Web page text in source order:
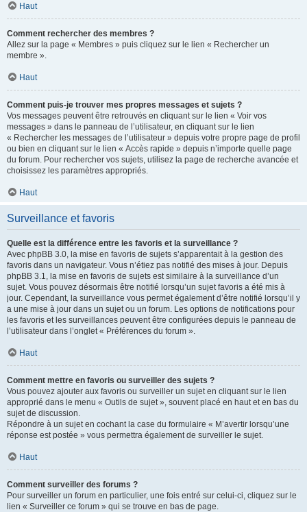
Haut
Comment rechercher des membres ?
Allez sur la page « Membres » puis cliquez sur le lien « Rechercher un
membre ».
Haut
Comment puis-je trouver mes propres messages et sujets ?
Vos messages peuvent être retrouvés en cliquant sur le lien « Voir vos
messages » dans le panneau de l’utilisateur, en cliquant sur le lien
« Rechercher les messages de l’utilisateur » depuis votre propre page de profil
ou bien en cliquant sur le lien « Accès rapide » depuis n’importe quelle page
du forum. Pour rechercher vos sujets, utilisez la page de recherche avancée et
choisissez les paramètres appropriés.
Haut
Surveillance et favoris
Quelle est la différence entre les favoris et la surveillance ?
Avec phpBB 3.0, la mise en favoris de sujets s’apparentait à la gestion des
favoris dans un navigateur. Vous n’étiez pas notifié des mises à jour. Depuis
phpBB 3.1, la mise en favoris de sujets est similaire à la surveillance d’un
sujet. Vous pouvez désormais être notifié lorsqu’un sujet favoris a été mis à
jour. Cependant, la surveillance vous permet également d’être notifié lorsqu’il y
a une mise à jour dans un sujet ou un forum. Les options de notifications pour
les favoris et les surveillances peuvent être configurées depuis le panneau de
l’utilisateur dans l’onglet « Préférences du forum ».
Haut
Comment mettre en favoris ou surveiller des sujets ?
Vous pouvez ajouter aux favoris ou surveiller un sujet en cliquant sur le lien
approprié dans le menu « Outils de sujet », souvent placé en haut et en bas du
sujet de discussion.
Répondre à un sujet en cochant la case du formulaire « M’avertir lorsqu’une
réponse est postée » vous permettra également de surveiller le sujet.
Haut
Comment surveiller des forums ?
Pour surveiller un forum en particulier, une fois entré sur celui-ci, cliquez sur le
lien « Surveiller ce forum » qui se trouve en bas de page.